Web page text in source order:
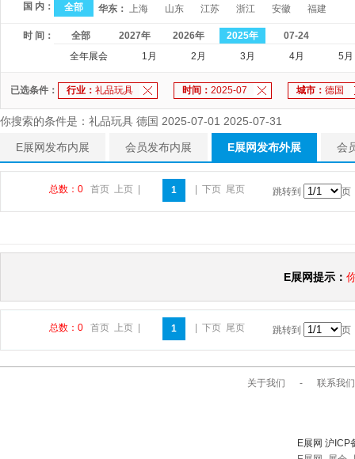
国 内： 全部 华东： 上海 山东 江苏 浙江 安徽 福建
时 间： 全部 2027年 2026年 2025年
07-24
全年展会
1月 2月 3月 4月 5月
已选条件： 行业： 礼品玩具 时间： 2025-07 城市： 德国
你搜索的条件是：礼品玩具 德国 2025-07-01 2025-07-31
E展网发布内展 会员发布内展 E展网发布外展 会
总数：0 首页 上页 1 下页 尾页 跳转到 页
E展网提示：
总数：0 首页 上页 1 下页 尾页 跳转到 页
关于我们 - 联系我们
E展网 沪